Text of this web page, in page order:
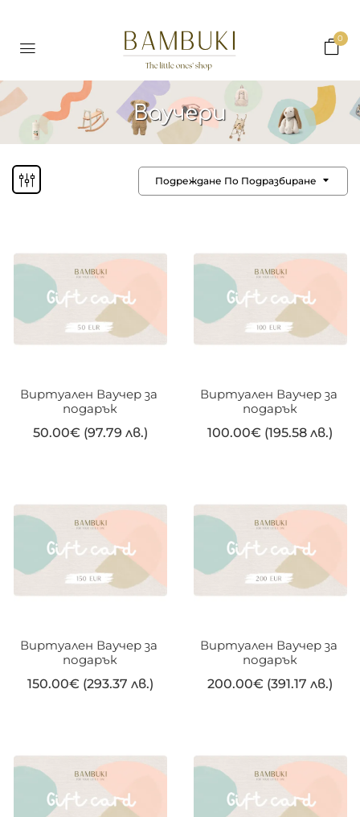
0
Ваучери
Подреждане По Подразбиране
Виртуален Ваучер за
подарък
50.00€ (97.79 лв.)
Виртуален Ваучер за
подарък
100.00€ (195.58 лв.)
Виртуален Ваучер за
подарък
150.00€ (293.37 лв.)
Виртуален Ваучер за
подарък
200.00€ (391.17 лв.)